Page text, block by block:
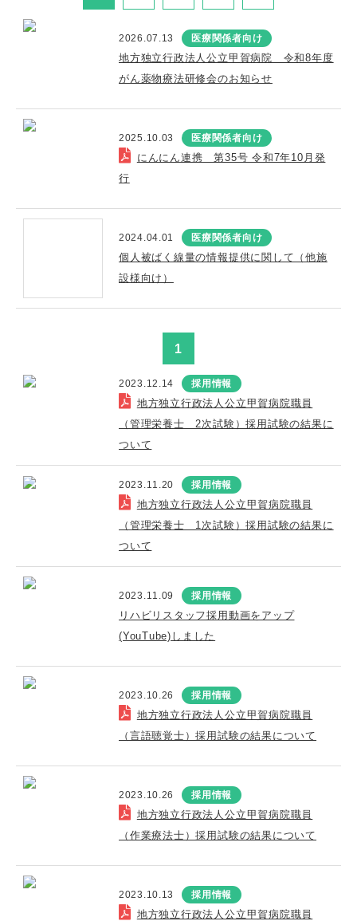
2026.07.13 医療関係者向け
地方独立行政法人公立甲賀病院 令和8年度
がん薬物療法研修会のお知らせ
2025.10.03 医療関係者向け
にんにん連携 第35号 令和7年10月発
行
2024.04.01 医療関係者向け
個人被ばく線量の情報提供に関して（他施
設様向け）
1
2023.12.14 採用情報
地方独立行政法人公立甲賀病院職員
（管理栄養士 2次試験）採用試験の結果に
ついて
2023.11.20 採用情報
地方独立行政法人公立甲賀病院職員
（管理栄養士 1次試験）採用試験の結果に
ついて
2023.11.09 採用情報
リハビリスタッフ採用動画をアップ
(YouTube)しました
2023.10.26 採用情報
地方独立行政法人公立甲賀病院職員
（言語聴覚士）採用試験の結果について
2023.10.26 採用情報
地方独立行政法人公立甲賀病院職員
（作業療法士）採用試験の結果について
2023.10.13 採用情報
地方独立行政法人公立甲賀病院職員